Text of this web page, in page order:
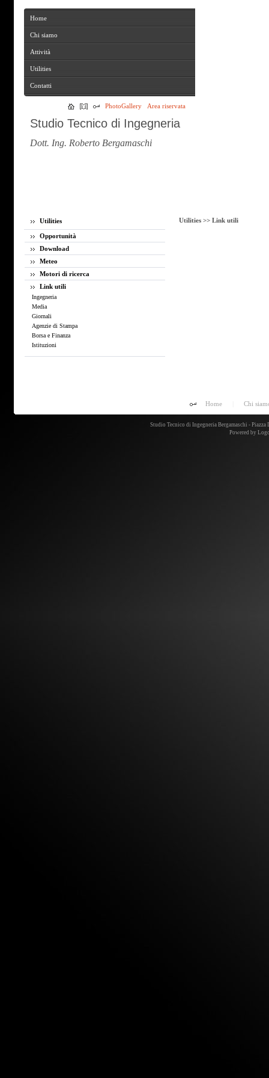
PhotoGallery Area riservata
Studio Tecnico di Ingegneria
Dott. Ing. Roberto Bergamaschi
Utilities
Opportunità
Download
Meteo
Motori di ricerca
Link utili
Ingegneria
Media
Giornali
Agenzie di Stampa
Borsa e Finanza
Istituzioni
Utilities >> Link utili
Home Chi
Studio Tecnico di Ingegneria Bergamaschi -
Powered by
Home
Chi siamo
Attività
Utilities
Contatti